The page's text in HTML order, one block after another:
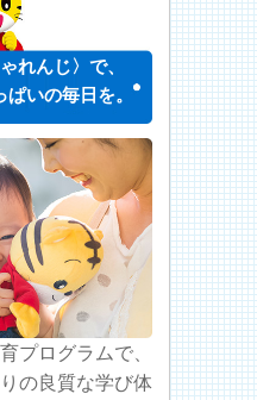
れんじ〉で、
ぱいの毎日を。
プログラムで、
の良質な学び体